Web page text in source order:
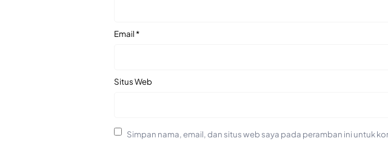
Email*
Situs Web
Simpan nama, email, dan situs web saya pada peramban ini untuk